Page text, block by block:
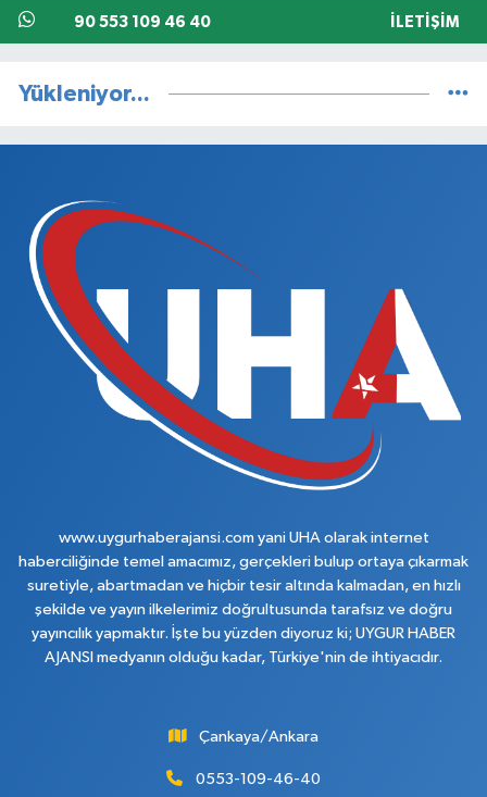
90 553 109 46 40 İLETIŞIM
Yükleniyor...
www.uygurhaberajansi.com yani UHA olarak internet
haberciliğinde temel amacımız, gerçekleri bulup ortaya çıkarmak
suretiyle, abartmadan ve hiçbir tesir altında kalmadan, en hızlı
şekilde ve yayın ilkelerimiz doğrultusunda tarafsız ve doğru
yayıncılık yapmaktır. İşte bu yüzden diyoruz ki; UYGUR HABER
AJANSI medyanın olduğu kadar, Türkiye'nin de ihtiyacıdır.
Çankaya/Ankara
0553-109-46-40